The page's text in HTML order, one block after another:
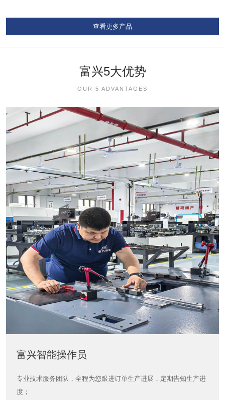
查看更多产品
富兴5大优势
OUR 5 ADVANTAGES
富兴智能操作员
专业技术服务团队，全程为您跟进订单生产进展，定期告知生产进
度；